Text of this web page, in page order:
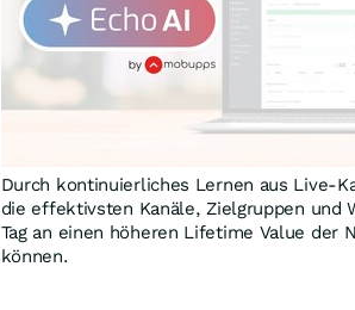
Durch kontinuierliches Lernen aus Live-
die effektivsten Kanäle, Zielgruppen und
Tag an einen höheren Lifetime Value der
können.